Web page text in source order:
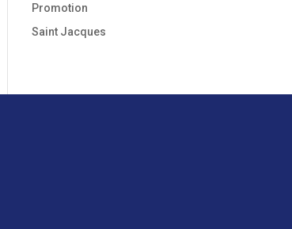
Promotion
Saint Jacques